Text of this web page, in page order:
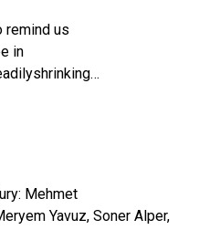
remind us
in
Mehmet
Yavuz, Soner Alper,